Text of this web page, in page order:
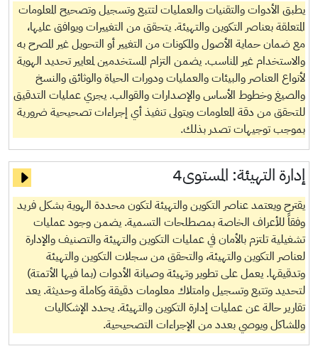
يطبق الأدوات والتقنيات والعمليات لتتبع وتسجيل وتصحيح المعلومات
المتعلقة بعناصر التكوين والتهيئة. يتحقق من التغييرات ويوافق عليها،
مع ضمان حماية الأصول والمكونات من التغيير أو التحويل غير المصرح به
والاستخدام غير المناسب. يضمن التزام المستخدمين لمعايير تحديد الهوية
لأنواع العناصر والبيئات والعمليات ودورات الحياة والوثائق والنسخ
والصيغ وخطوط الأساس والإصدارات والقوالب. يجري عمليات التدقيق
للتحقق من دقة المعلومات ويتولى تنفيذ أي إجراءات تصحيحية ضرورية
بموجب توجيهات تصدر بذلك.
إدارة التهيئة: المستوى4
يقترح ويعتمد عناصر التكوين والتهيئة لتكون محددة الهوية بشكل فريد
وفقاً للأعراف الخاصة بمصطلحات التسمية. يضمن وجود عمليات
تشغيلية تلتزم بالأمان في عمليات التكوين والتهيئة والتصنيف والإدارة
لعناصر التكوين والتهيئة، والتحقق من سجلات التكوين والتهيئة
وتدقيقها. يعمل على تطوير وتهيئة وصيانة الأدوات (بما فيها الأتمتة)
لتحديد وتتبع وتسجيل وامتلاك معلومات دقيقة وكاملة وحديثة. يعد
تقارير حالة عن عمليات إدارة التكوين والتهيئة. يحدد الإشكاليات
والمشاكل ويوصي بعدد من الإجراءات التصحيحية.